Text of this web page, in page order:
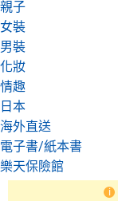
親子
女裝
男裝
化妝
情趣
日本
海外直送
電子書/紙本書
樂天保險館